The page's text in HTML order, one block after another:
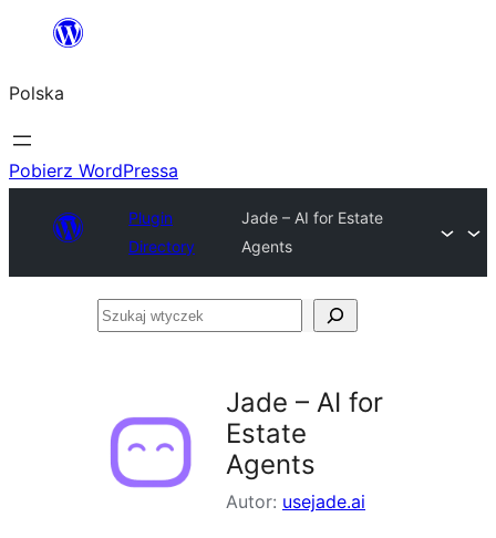
Przejdź
treści
Polska
Pobierz WordPressa
Plugin
Directory
Jade – AI for Estate
Agents
Szukaj
Jade – AI for
Estate
Agents
Autor: usejade.ai